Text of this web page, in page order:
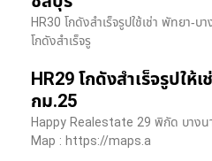
HR30 โกดังสำเร็จรูปใช้เช่า พัทยา-
โกดังสำเร็จรู
HR29 โกดังสำเร็จรูปให้
กม.25
Happy Realestate 29 พิกัด บางน
Map : ​https://maps.a